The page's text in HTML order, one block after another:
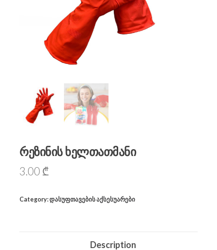
რეზინის ხელთათმანი
3.00 ₾
Category:დასუფთავების აქსესუარები
Description